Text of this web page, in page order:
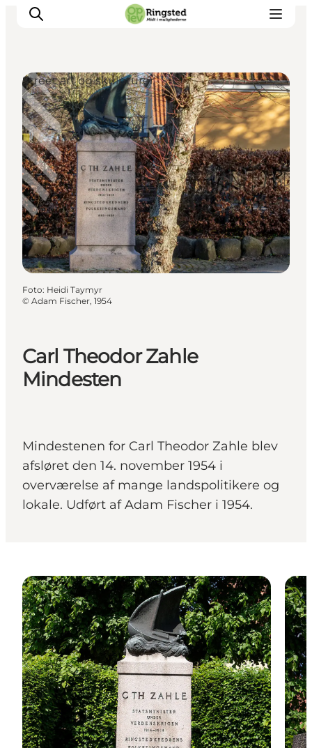
Mest for børn
Ophold
Ringsted Børnefestival
Ringsted Ældrefestival
Naturpark Ringsted
Carl Theodor Zahle
Mindesten
Mindestenen for Carl Theodor Zahle blev
afsløret den 14. november 1954 i
overværelse af mange landspolitikere og
lokale. Udført af Adam Fischer i 1954.
Street art og skulpturer
Foto: Heidi Taymyr
© Adam Fischer, 1954